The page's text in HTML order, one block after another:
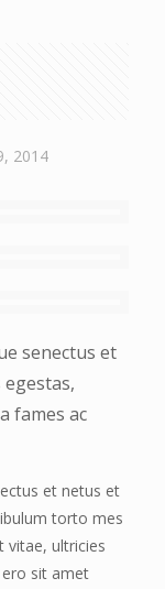
2014
senectus et
fames ac
et netus et
torto mes
vitae, ultricies
sit amet